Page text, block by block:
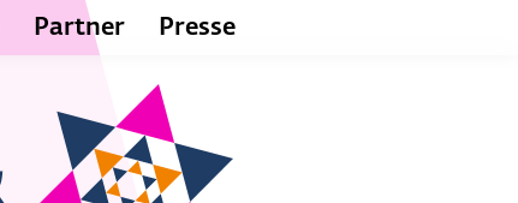
Partner Presse